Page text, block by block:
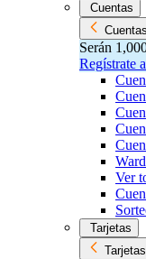
Cuentas
Cuentas
Serán
Regístrate
Ver
Tarjetas
Tarjetas